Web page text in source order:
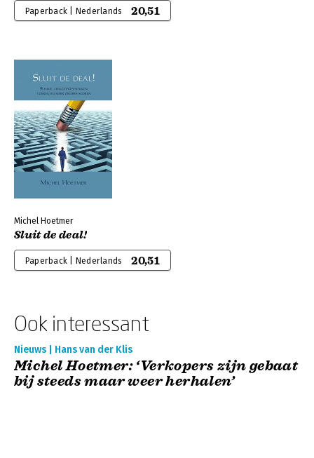
Paperback | Nederlands 20,51
Michel Hoetmer
Sluit de deal!
Paperback | Nederlands 20,51
Ook interessant
Nieuws | Hans van der Klis
Michel Hoetmer: ‘Verkopers zijn gebaat
bij steeds maar weer herhalen’